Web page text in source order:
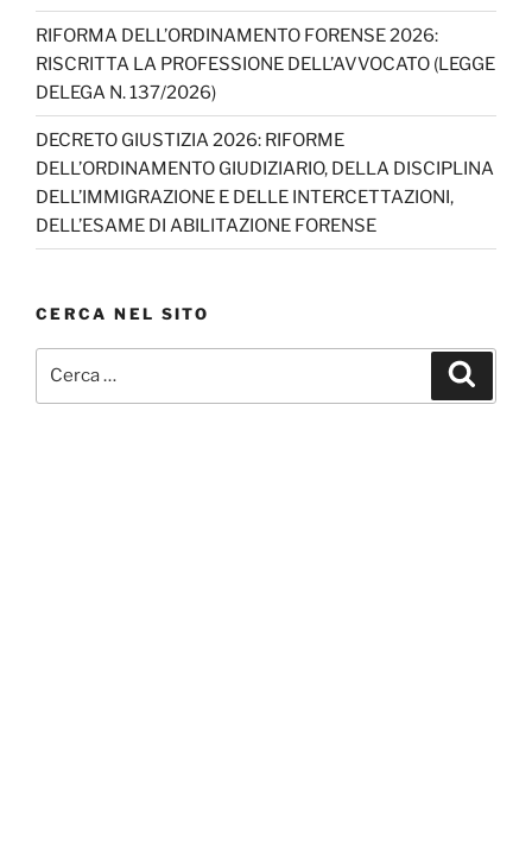
RIFORMA DELL’ORDINAMENTO FORENSE 2026:
RISCRITTA LA PROFESSIONE DELL’AVVOCATO (LEGGE
DELEGA N. 137/2026)
DECRETO GIUSTIZIA 2026: RIFORME
DELL’ORDINAMENTO GIUDIZIARIO, DELLA DISCIPLINA
DELL’IMMIGRAZIONE E DELLE INTERCETTAZIONI,
DELL’ESAME DI ABILITAZIONE FORENSE
CERCA NEL SITO